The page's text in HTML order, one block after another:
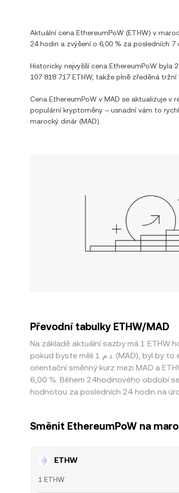
Aktuální cena EthereumPoW (ETHW) v
24 hodin a zvýšenío 6,00 % za posledních 7
Historicky nejvyšší cena EthereumPoW byla
107 818 717 ETHW, takže plně zředěná
Cena EthereumPoW v MAD se aktualizuje v
populární kryptoměny – usnadní vám to
marocký dinár (MAD).
Převodní tabulky ETHW/MAD
Na základě aktuální sazby má 1 ETHW
pokud byste měli 1 د.م. (MAD), byl by to ekvivalent přibližně 0,43356 MAD, zatímco 50 د.م. (MAD) by se převedlo přibližně na 21,6782 MAD. Tato čísla uvádíme jako
orientační směnný kurz mezi MAD a
6,00 %. Během 24hodinového období
hodnotou za posledních 24 hodin na
Směnit EthereumPoW na
ETHW
1 ETHW